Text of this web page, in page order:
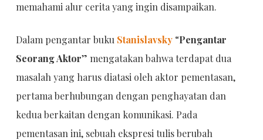
memahami alur cerita yang ingin disampaikan.
Dalam pengantar buku Stanislavsky“Pengantar
Seorang Aktor” mengatakan bahwa terdapat dua
masalah yang harus diatasi oleh aktor pementasan,
pertama berhubungan dengan penghayatan dan
kedua berkaitan dengan komunikasi. Pada
pementasan ini, sebuah ekspresi tulis berubah